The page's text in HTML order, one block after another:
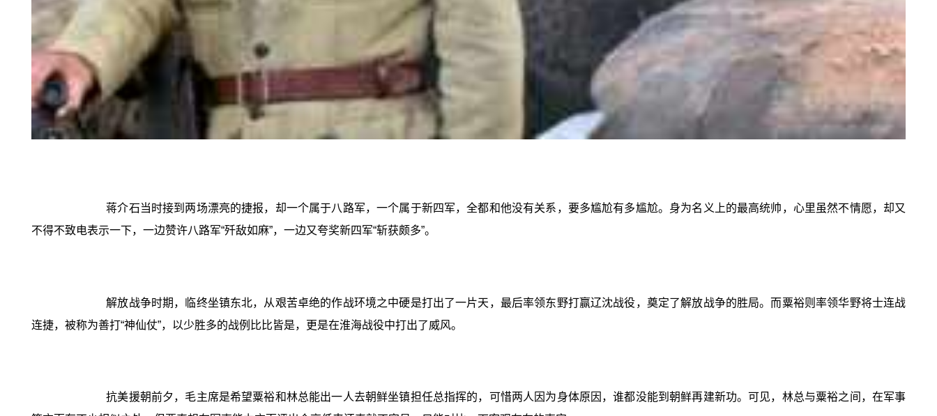
蒋介石当时接到两场漂亮的捷报，却一个属于八路军，一个属于新四军，全都和他没有关系，要多尴尬有多尴尬。身为名义上的最高统帅，心里虽然不情愿，却又
不得不致电表示一下，一边赞许八路军“歼敌如麻”，一边又夸奖新四军“斩获颇多”。
解放战争时期，临终坐镇东北，从艰苦卓绝的作战环境之中硬是打出了一片天，最后率领东野打赢辽沈战役，奠定了解放战争的胜局。而粟裕则率领华野将士连战
连捷，被称为善打“神仙仗”，以少胜多的战例比比皆是，更是在淮海战役中打出了威风。
抗美援朝前夕，毛主席是希望粟裕和林总能出一人去朝鲜坐镇担任总指挥的，可惜两人因为身体原因，谁都没能到朝鲜再建新功。可见，林总与粟裕之间，在军事